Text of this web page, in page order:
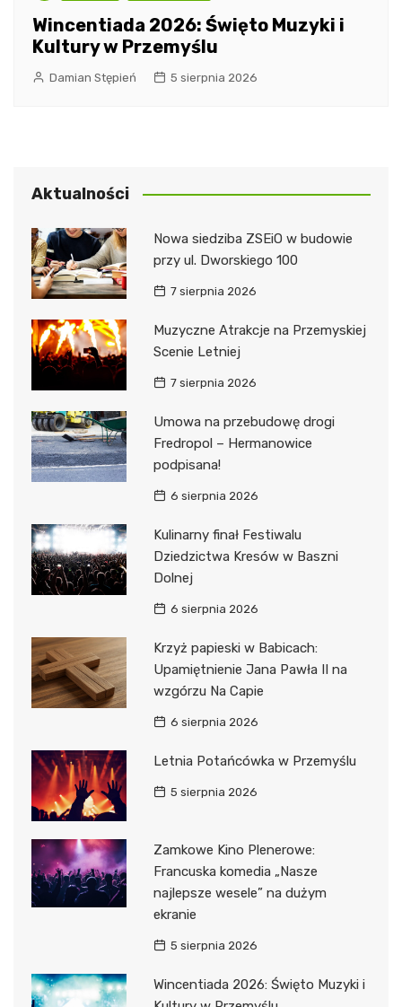
Wincentiada 2026: Święto Muzyki i
Kultury w Przemyślu
Damian Stępień 5 sierpnia 2026
Aktualności
Nowa siedziba ZSEiO w budowie
przy ul. Dworskiego 100
7 sierpnia 2026
Muzyczne Atrakcje na Przemyskiej
Scenie Letniej
7 sierpnia 2026
Umowa na przebudowę drogi
Fredropol – Hermanowice
podpisana!
6 sierpnia 2026
Kulinarny finał Festiwalu
Dziedzictwa Kresów w Baszni
Dolnej
6 sierpnia 2026
Krzyż papieski w Babicach:
Upamiętnienie Jana Pawła II na
wzgórzu Na Capie
6 sierpnia 2026
Letnia Potańcówka w Przemyślu
5 sierpnia 2026
Zamkowe Kino Plenerowe:
Francuska komedia „Nasze
najlepsze wesele” na dużym
ekranie
5 sierpnia 2026
Wincentiada 2026: Święto Muzyki i